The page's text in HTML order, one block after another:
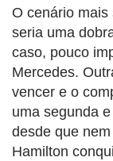
O cenário
seria uma
caso, pouco
Mercedes.
vencer e o
uma segunda
desde que nem
Hamilton